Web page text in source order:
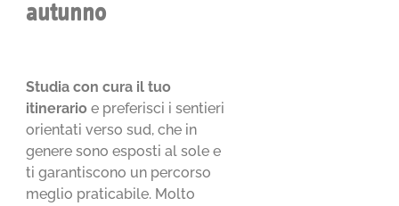
autunno
Studia con cura il tuo
itinerario e preferisci i sentieri
orientati verso sud, che in
genere sono esposti al sole e
ti garantiscono un percorso
meglio praticabile. Molto